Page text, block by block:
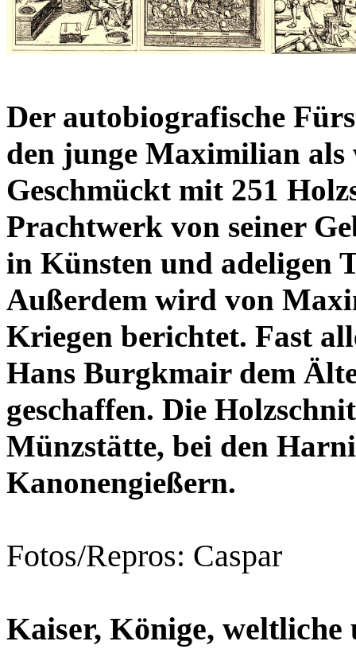
Der autobiografische
den junge Maximilian als
Geschmückt mit 251
Prachtwerk von seiner
in Künsten und adeligen
Außerdem wird von
Kriegen berichtet. Fast
Hans Burgkmair dem
geschaffen. Die
Münzstätte, bei den
Kanonengießern.
Fotos/Repros: Caspar
Kaiser, Könige, weltliche